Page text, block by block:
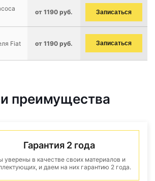
от 1190 руб. Записаться
Fiat
от 1190 руб. Записаться
преимущества
Гарантия 2 года
уверены в качестве своих материалов и
и даем на них гарантию 2 года.